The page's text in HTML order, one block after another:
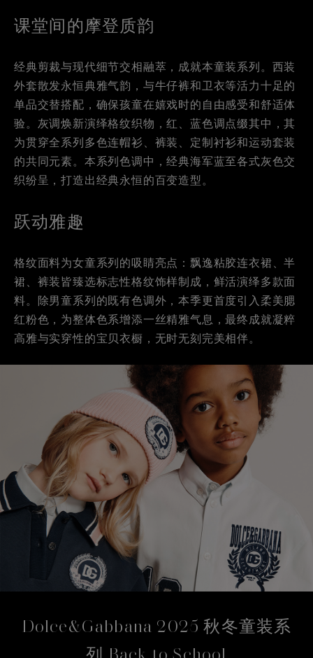
课堂间的摩登质韵
经典剪裁与现代细节交相融萃，成就本童装系列。西装
外套散发永恒典雅气韵，与牛仔裤和卫衣等活力十足的
单品交替搭配，确保孩童在嬉戏时的自由感受和舒适体
验。灰调焕新演绎格纹织物，红、蓝色调点缀其中，其
为贯穿全系列多色连帽衫、裤装、定制衬衫和运动套装
的共同元素。本系列色调中，经典海军蓝至各式灰色交
织纷呈，打造出经典永恒的百变造型。
跃动雅趣
格纹面料为女童系列的吸睛亮点：飘逸粘胶连衣裙、半
裙、裤装皆臻选标志性格纹饰样制成，鲜活演绎多款面
料。除男童系列的既有色调外，本季更首度引入柔美腮
红粉色，为整体色系增添一丝精雅气息，最终成就凝粹
高雅与实穿性的宝贝衣橱，无时无刻完美相伴。
Dolce&Gabbana 2025 秋冬童装系
列 Back to School